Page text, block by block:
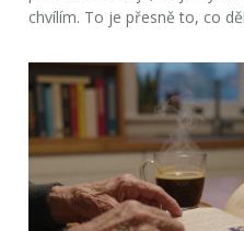
chvílím. To je přesně to, co